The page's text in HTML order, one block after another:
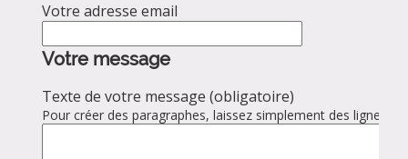
Votre adresse email
Votre message
Texte de votre message (obligatoire)
Pour créer des paragraphes, laissez simplement des lignes